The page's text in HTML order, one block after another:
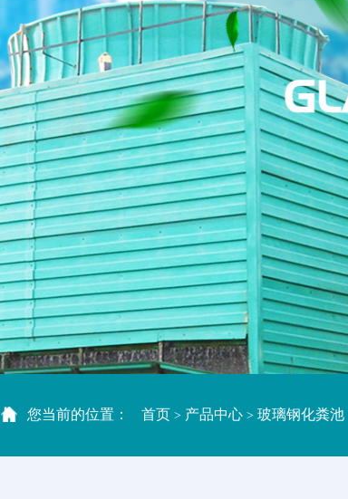
您当前的位置： 首页 > 产品中心 > 玻璃钢化粪池